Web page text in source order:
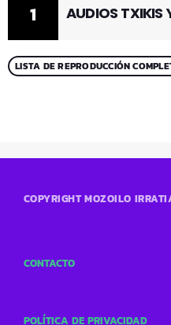
1 AUDIOS TXIKIS
LISTA DE REPRODUCCIÓN
COPYRIGHT MOZOILO
CONTACTO
POLÍTICA DE PRIVACIDAD